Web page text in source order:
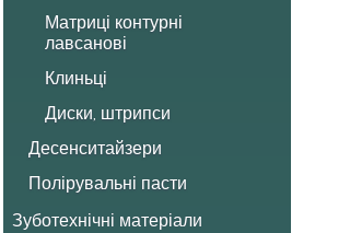
Матриці контурні
лавсанові
Клиньці
Диски, штрипси
Десенситайзери
Полірувальні пасти
Зуботехнічні матеріали